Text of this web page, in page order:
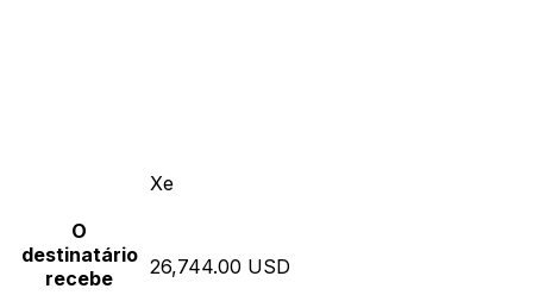
Xe
O
destinatário
recebe
26,744.00 USD